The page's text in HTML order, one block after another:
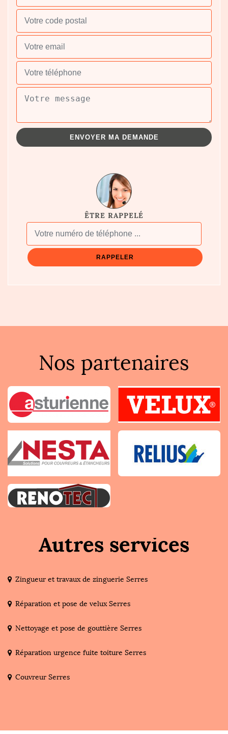
ÊTRE RAPPELÉ
Nos partenaires
Autres services
Zingueur et travaux de zinguerie Serres
Réparation et pose de velux Serres
Nettoyage et pose de gouttière Serres
Réparation urgence fuite toiture Serres
Couvreur Serres